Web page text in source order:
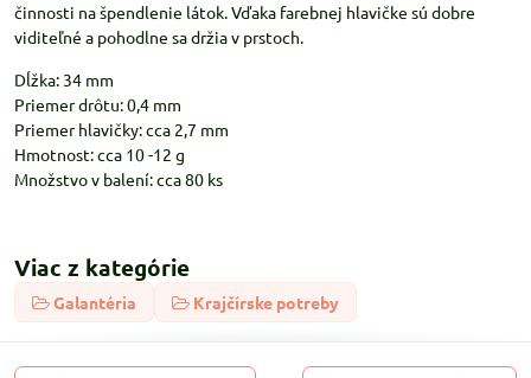
činnosti na špendlenie látok. Vďaka farebnej hlavičke sú dobre
viditeľné a pohodlne sa držia v prstoch.
Dĺžka: 34 mm
Priemer drôtu: 0,4 mm
Priemer hlavičky: cca 2,7 mm
Hmotnost: cca 10 -12 g
Množstvo v balení: cca 80 ks
Viac z kategórie
Galantéria Krajčírske potreby